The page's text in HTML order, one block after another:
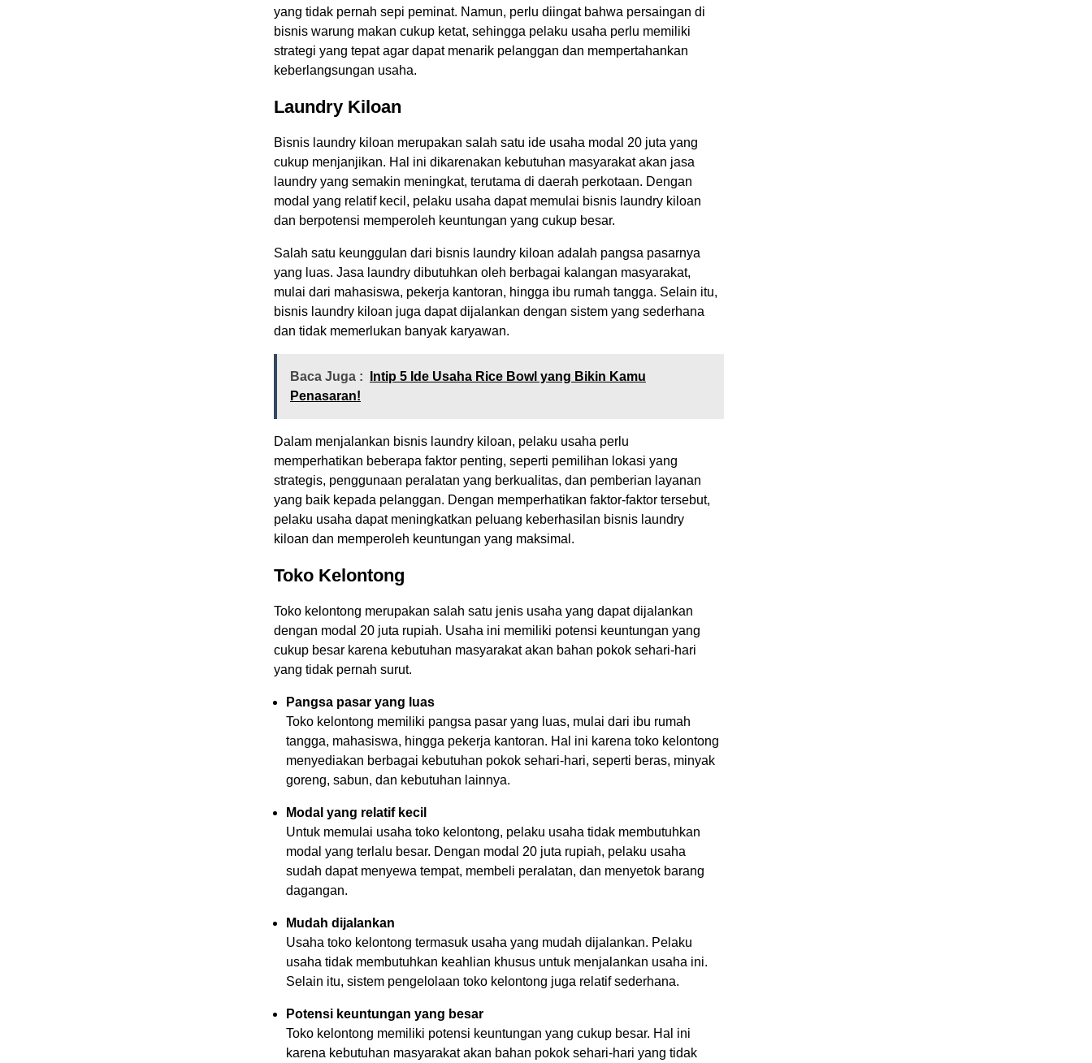
yang tidak pernah sepi peminat. Namun, perlu diingat bahwa persaingan di
bisnis warung makan cukup ketat, sehingga pelaku usaha perlu memiliki
strategi yang tepat agar dapat menarik pelanggan dan mempertahankan
keberlangsungan usaha.
Laundry Kiloan
Bisnis laundry kiloan merupakan salah satu ide usaha modal 20 juta yang
cukup menjanjikan. Hal ini dikarenakan kebutuhan masyarakat akan jasa
laundry yang semakin meningkat, terutama di daerah perkotaan. Dengan
modal yang relatif kecil, pelaku usaha dapat memulai bisnis laundry kiloan
dan berpotensi memperoleh keuntungan yang cukup besar.
Salah satu keunggulan dari bisnis laundry kiloan adalah pangsa pasarnya
yang luas. Jasa laundry dibutuhkan oleh berbagai kalangan masyarakat,
mulai dari mahasiswa, pekerja kantoran, hingga ibu rumah tangga. Selain itu,
bisnis laundry kiloan juga dapat dijalankan dengan sistem yang sederhana
dan tidak memerlukan banyak karyawan.
Baca Juga :
Intip 5 Ide Usaha Rice Bowl yang Bikin Kamu
Penasaran!
Dalam menjalankan bisnis laundry kiloan, pelaku usaha perlu
memperhatikan beberapa faktor penting, seperti pemilihan lokasi yang
strategis, penggunaan peralatan yang berkualitas, dan pemberian layanan
yang baik kepada pelanggan. Dengan memperhatikan faktor-faktor tersebut,
pelaku usaha dapat meningkatkan peluang keberhasilan bisnis laundry
kiloan dan memperoleh keuntungan yang maksimal.
Toko Kelontong
Toko kelontong merupakan salah satu jenis usaha yang dapat dijalankan
dengan modal 20 juta rupiah. Usaha ini memiliki potensi keuntungan yang
cukup besar karena kebutuhan masyarakat akan bahan pokok sehari-hari
yang tidak pernah surut.
Pangsa pasar yang luas
Toko kelontong memiliki pangsa pasar yang luas, mulai dari ibu rumah
tangga, mahasiswa, hingga pekerja kantoran. Hal ini karena toko kelontong
menyediakan berbagai kebutuhan pokok sehari-hari, seperti beras, minyak
goreng, sabun, dan kebutuhan lainnya.
Modal yang relatif kecil
Untuk memulai usaha toko kelontong, pelaku usaha tidak membutuhkan
modal yang terlalu besar. Dengan modal 20 juta rupiah, pelaku usaha
sudah dapat menyewa tempat, membeli peralatan, dan menyetok barang
dagangan.
Mudah dijalankan
Usaha toko kelontong termasuk usaha yang mudah dijalankan. Pelaku
usaha tidak membutuhkan keahlian khusus untuk menjalankan usaha ini.
Selain itu, sistem pengelolaan toko kelontong juga relatif sederhana.
Potensi keuntungan yang besar
Toko kelontong memiliki potensi keuntungan yang cukup besar. Hal ini
karena kebutuhan masyarakat akan bahan pokok sehari-hari yang tidak